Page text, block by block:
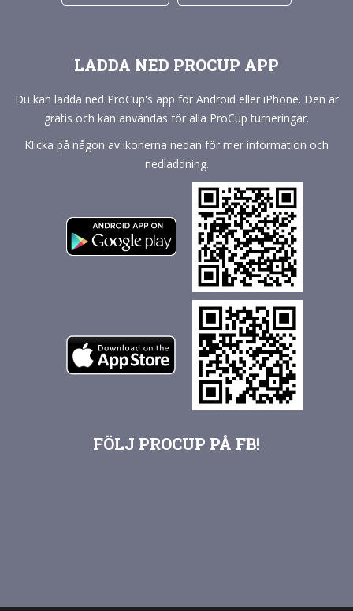
LADDA NED PROCUP APP
Du kan ladda ned ProCup's app för Android eller iPhone. Den är
gratis och kan användas för alla ProCup turneringar.
Klicka på någon av ikonerna nedan för mer information och
nedladdning.
FÖLJ PROCUP PÅ FB!